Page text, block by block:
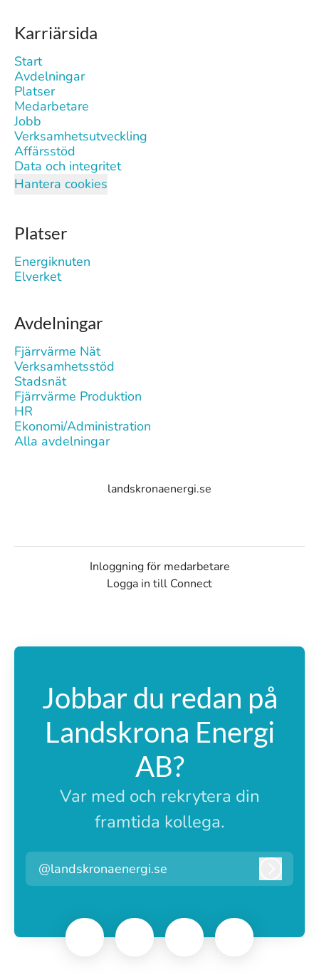
Karriärsida
Start
Avdelningar
Platser
Medarbetare
Jobb
Verksamhetsutveckling
Affärsstöd
Data och integritet
Hantera cookies
Platser
Energiknuten
Elverket
Avdelningar
Fjärrvärme Nät
Verksamhetsstöd
Stadsnät
Fjärrvärme Produktion
HR
Ekonomi/Administration
Alla avdelningar
landskronaenergi.se
Inloggning för medarbetare
Logga in till Connect
Jobbar du redan på
Landskrona Energi
AB?
Var med och rekrytera din
framtida kollega.
@landskronaenergi.se